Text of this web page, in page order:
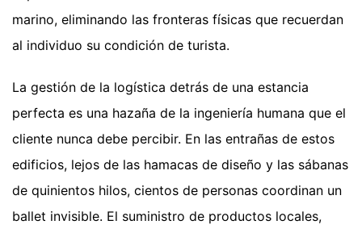
marino, eliminando las fronteras físicas que recuerdan
al individuo su condición de turista.
La gestión de la logística detrás de una estancia
perfecta es una hazaña de la ingeniería humana que el
cliente nunca debe percibir. En las entrañas de estos
edificios, lejos de las hamacas de diseño y las sábanas
de quinientos hilos, cientos de personas coordinan un
ballet invisible. El suministro de productos locales,